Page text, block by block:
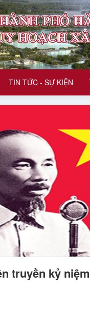
TIN TỨC - SỰ KIỆN
truyền kỷ